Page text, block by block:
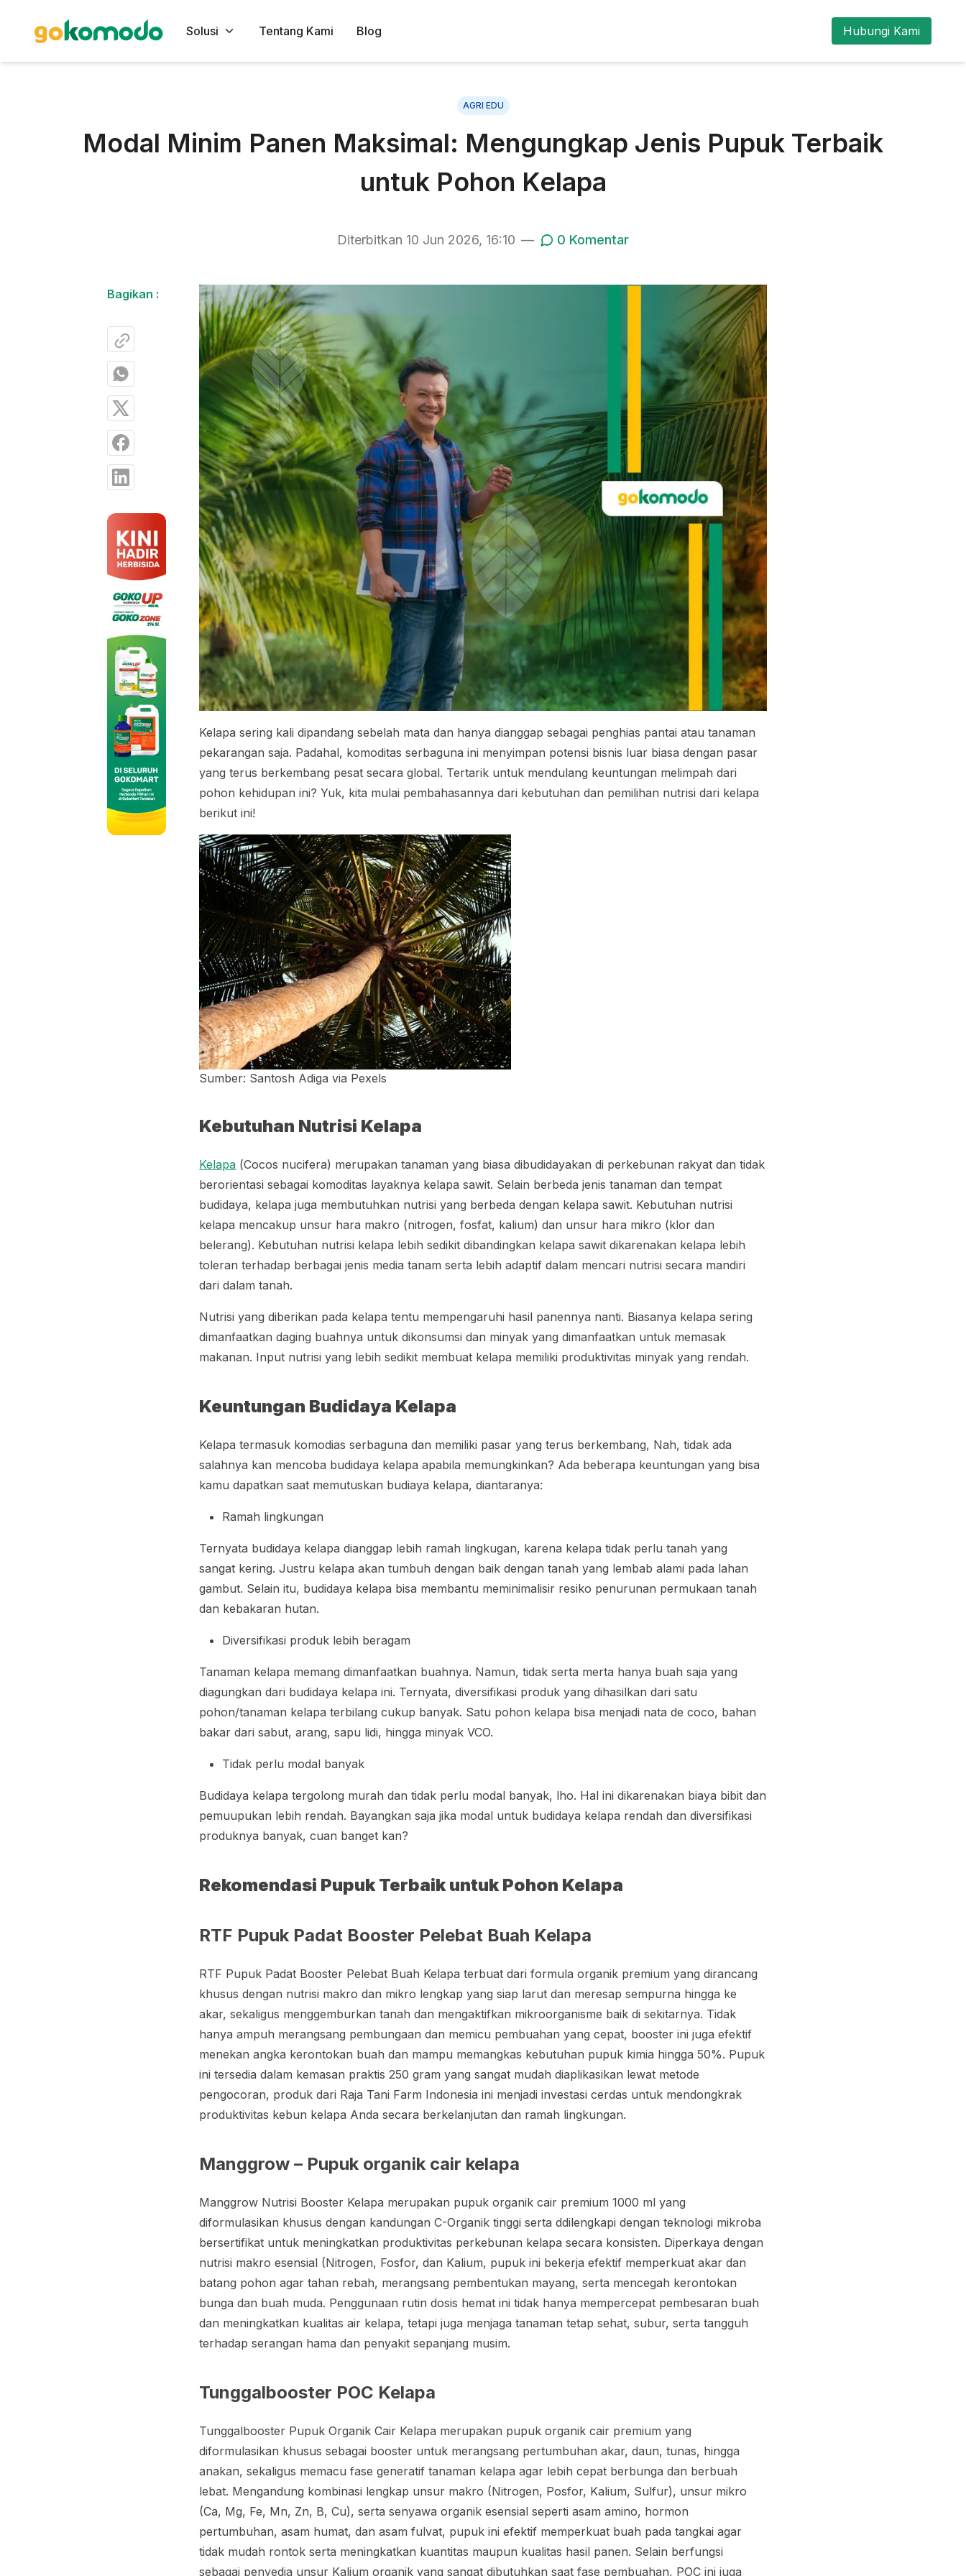
Solusi Tentang Kami Blog Hubungi Kami
AGRI EDU
Modal Minim Panen Maksimal: Mengungkap Jenis Pupuk Terbaik
untuk Pohon Kelapa
Diterbitkan 10 Jun 2026, 16:10 — 0 Komentar
Bagikan :
Kelapa sering kali dipandang sebelah mata dan hanya dianggap sebagai penghias pantai atau tanaman
pekarangan saja. Padahal, komoditas serbaguna ini menyimpan potensi bisnis luar biasa dengan pasar
yang terus berkembang pesat secara global. Tertarik untuk mendulang keuntungan melimpah dari
pohon kehidupan ini? Yuk, kita mulai pembahasannya dari kebutuhan dan pemilihan nutrisi dari kelapa
berikut ini!
Sumber: Santosh Adiga via Pexels
Kebutuhan Nutrisi Kelapa
Kelapa (Cocos nucifera) merupakan tanaman yang biasa dibudidayakan di perkebunan rakyat dan tidak
berorientasi sebagai komoditas layaknya kelapa sawit. Selain berbeda jenis tanaman dan tempat
budidaya, kelapa juga membutuhkan nutrisi yang berbeda dengan kelapa sawit. Kebutuhan nutrisi
kelapa mencakup unsur hara makro (nitrogen, fosfat, kalium) dan unsur hara mikro (klor dan
belerang). Kebutuhan nutrisi kelapa lebih sedikit dibandingkan kelapa sawit dikarenakan kelapa lebih
toleran terhadap berbagai jenis media tanam serta lebih adaptif dalam mencari nutrisi secara mandiri
dari dalam tanah.
Nutrisi yang diberikan pada kelapa tentu mempengaruhi hasil panennya nanti. Biasanya kelapa sering
dimanfaatkan daging buahnya untuk dikonsumsi dan minyak yang dimanfaatkan untuk memasak
makanan. Input nutrisi yang lebih sedikit membuat kelapa memiliki produktivitas minyak yang rendah.
Keuntungan Budidaya Kelapa
Kelapa termasuk komodias serbaguna dan memiliki pasar yang terus berkembang, Nah, tidak ada
salahnya kan mencoba budidaya kelapa apabila memungkinkan? Ada beberapa keuntungan yang bisa
kamu dapatkan saat memutuskan budiaya kelapa, diantaranya:
Ramah lingkungan
Ternyata budidaya kelapa dianggap lebih ramah lingkugan, karena kelapa tidak perlu tanah yang
sangat kering. Justru kelapa akan tumbuh dengan baik dengan tanah yang lembab alami pada lahan
gambut. Selain itu, budidaya kelapa bisa membantu meminimalisir resiko penurunan permukaan tanah
dan kebakaran hutan.
Diversifikasi produk lebih beragam
Tanaman kelapa memang dimanfaatkan buahnya. Namun, tidak serta merta hanya buah saja yang
diagungkan dari budidaya kelapa ini. Ternyata, diversifikasi produk yang dihasilkan dari satu
pohon/tanaman kelapa terbilang cukup banyak. Satu pohon kelapa bisa menjadi nata de coco, bahan
bakar dari sabut, arang, sapu lidi, hingga minyak VCO.
Tidak perlu modal banyak
Budidaya kelapa tergolong murah dan tidak perlu modal banyak, lho. Hal ini dikarenakan biaya bibit dan
pemuupukan lebih rendah. Bayangkan saja jika modal untuk budidaya kelapa rendah dan diversifikasi
produknya banyak, cuan banget kan?
Rekomendasi Pupuk Terbaik untuk Pohon Kelapa
RTF Pupuk Padat Booster Pelebat Buah Kelapa
RTF Pupuk Padat Booster Pelebat Buah Kelapa terbuat dari formula organik premium yang dirancang
khusus dengan nutrisi makro dan mikro lengkap yang siap larut dan meresap sempurna hingga ke
akar, sekaligus menggemburkan tanah dan mengaktifkan mikroorganisme baik di sekitarnya. Tidak
hanya ampuh merangsang pembungaan dan memicu pembuahan yang cepat, booster ini juga efektif
menekan angka kerontokan buah dan mampu memangkas kebutuhan pupuk kimia hingga 50%. Pupuk
ini tersedia dalam kemasan praktis 250 gram yang sangat mudah diaplikasikan lewat metode
pengocoran, produk dari Raja Tani Farm Indonesia ini menjadi investasi cerdas untuk mendongkrak
produktivitas kebun kelapa Anda secara berkelanjutan dan ramah lingkungan.
Manggrow – Pupuk organik cair kelapa
Manggrow Nutrisi Booster Kelapa merupakan pupuk organik cair premium 1000 ml yang
diformulasikan khusus dengan kandungan C-Organik tinggi serta ddilengkapi dengan teknologi mikroba
bersertifikat untuk meningkatkan produktivitas perkebunan kelapa secara konsisten. Diperkaya dengan
nutrisi makro esensial (Nitrogen, Fosfor, dan Kalium, pupuk ini bekerja efektif memperkuat akar dan
batang pohon agar tahan rebah, merangsang pembentukan mayang, serta mencegah kerontokan
bunga dan buah muda. Penggunaan rutin dosis hemat ini tidak hanya mempercepat pembesaran buah
dan meningkatkan kualitas air kelapa, tetapi juga menjaga tanaman tetap sehat, subur, serta tangguh
terhadap serangan hama dan penyakit sepanjang musim.
Tunggalbooster POC Kelapa
Tunggalbooster Pupuk Organik Cair Kelapa merupakan pupuk organik cair premium yang
diformulasikan khusus sebagai booster untuk merangsang pertumbuhan akar, daun, tunas, hingga
anakan, sekaligus memacu fase generatif tanaman kelapa agar lebih cepat berbunga dan berbuah
lebat. Mengandung kombinasi lengkap unsur makro (Nitrogen, Posfor, Kalium, Sulfur), unsur mikro
(Ca, Mg, Fe, Mn, Zn, B, Cu), serta senyawa organik esensial seperti asam amino, hormon
pertumbuhan, asam humat, dan asam fulvat, pupuk ini efektif memperkuat buah pada tangkai agar
tidak mudah rontok serta meningkatkan kuantitas maupun kualitas hasil panen. Selain berfungsi
sebagai penyedia unsur Kalium organik yang sangat dibutuhkan saat fase pembuahan, POC ini juga